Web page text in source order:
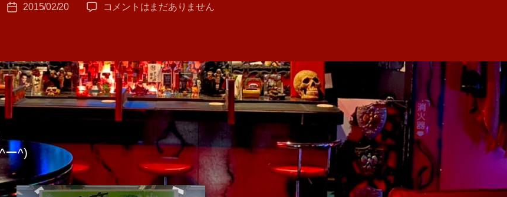
T
投
2015/02/20
会
下
キ
ャ
ベ
の
コメントはまだありません
ー^)